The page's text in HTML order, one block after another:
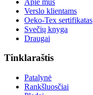
Verslo klientams
Oeko-Tex sertifikatas
Svečių knyga
Draugai
Tinklaraštis
Patalynė
Rankšluosčiai